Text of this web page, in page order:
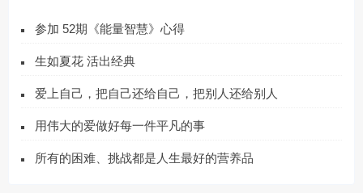
参加 52期《能量智慧》心得
生如夏花 活出经典
爱上自己，把自己还给自己，把别人还给别人
用伟大的爱做好每一件平凡的事
所有的困难、挑战都是人生最好的营养品